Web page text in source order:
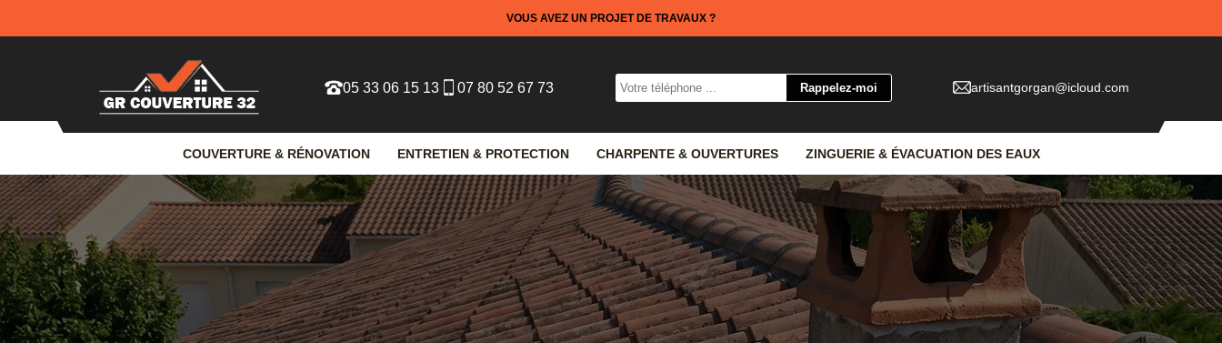
VOUS AVEZ UN PROJET DE TRAVAUX ?
05 33 06 15 13 07 80 52 67 73 artisantgorgan@icloud.com
COUVERTURE & RÉNOVATION ENTRETIEN & PROTECTION CHARPENTE & OUVERTURES ZINGUERIE & ÉVACUATION DES EAUX